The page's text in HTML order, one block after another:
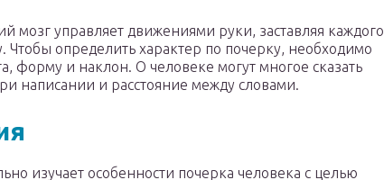
мозг управляет движениями руки, заставляя каждого
определить характер по почерку, необходимо
форму и наклон. О человеке могут многое сказать
написании и расстояние между словами.
изучает особенности почерка человека с целью